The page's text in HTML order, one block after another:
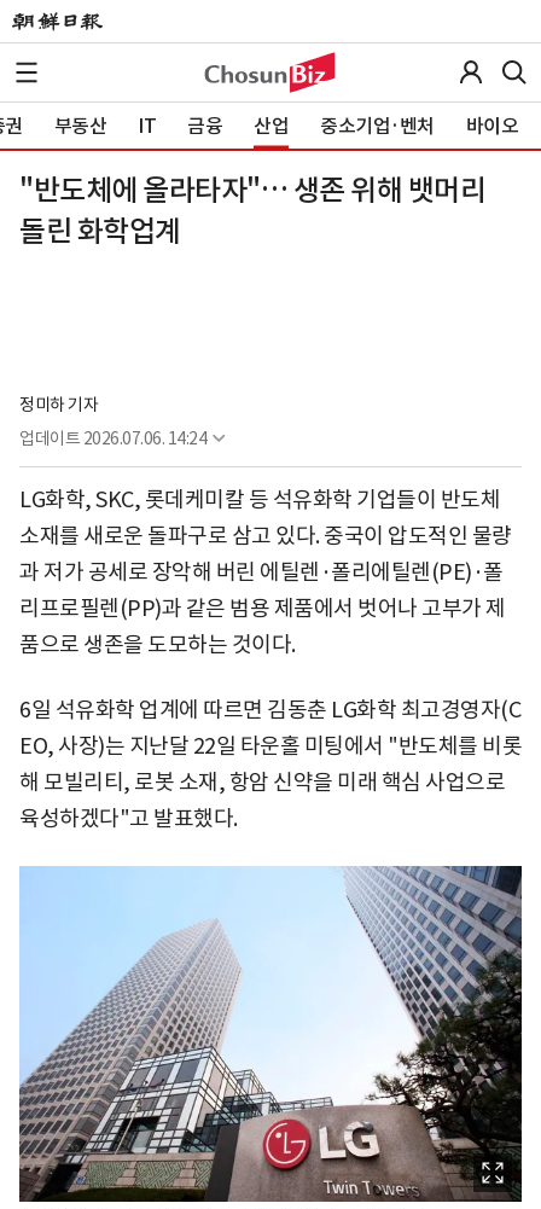
부동산 IT 금융 산업 중소기업·벤처 바이오
"반도체에 올라타자"… 생존 위해 뱃머리
돌린 화학업계
정미하 기자
업데이트 2026.07.06. 14:24
LG화학, SKC, 롯데케미칼 등 석유화학 기업들이 반도체
소재를 새로운 돌파구로 삼고 있다. 중국이 압도적인 물량
과 저가 공세로 장악해 버린 에틸렌·폴리에틸렌(PE)·폴
리프로필렌(PP)과 같은 범용 제품에서 벗어나 고부가 제
품으로 생존을 도모하는 것이다.
6일 석유화학 업계에 따르면 김동춘 LG화학 최고경영자(C
EO, 사장)는 지난달 22일 타운홀 미팅에서 "반도체를 비롯
해 모빌리티, 로봇 소재, 항암 신약을 미래 핵심 사업으로
육성하겠다"고 발표했다.